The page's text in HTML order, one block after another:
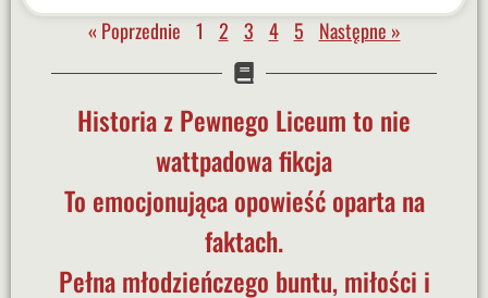
« Poprzednie 1 2 3 4 5 Następne »
Historia z Pewnego Liceum to nie
wattpadowa fikcja
To emocjonująca opowieść oparta na
faktach.
Pełna młodzieńczego buntu, miłości i